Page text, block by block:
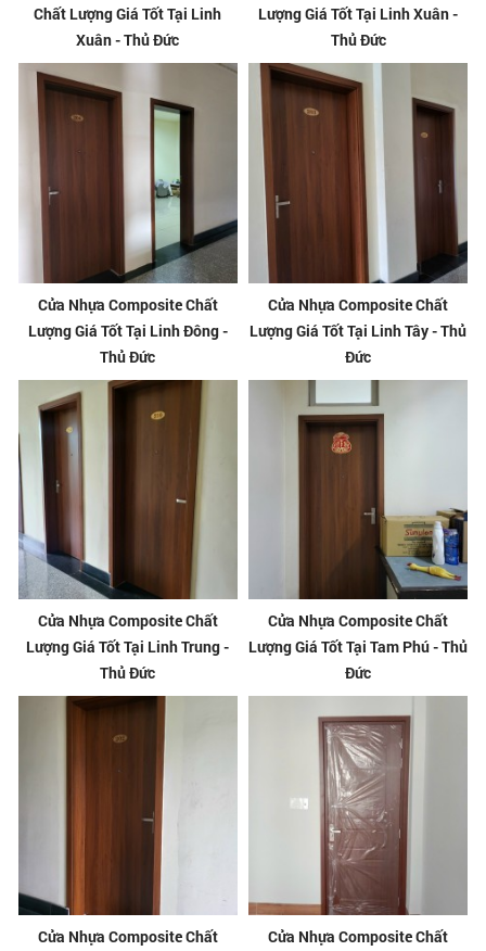
Chất Lượng Giá Tốt Tại Linh
Xuân - Thủ Đức
Lượng Giá Tốt Tại Linh Xuân -
Thủ Đức
Cửa Nhựa Composite Chất
Lượng Giá Tốt Tại Linh Đông -
Thủ Đức
Cửa Nhựa Composite Chất
Lượng Giá Tốt Tại Linh Tây - Thủ
Đức
Cửa Nhựa Composite Chất
Lượng Giá Tốt Tại Linh Trung -
Thủ Đức
Cửa Nhựa Composite Chất
Lượng Giá Tốt Tại Tam Phú - Thủ
Đức
Cửa Nhựa Composite Chất
Cửa Nhựa Composite Chất